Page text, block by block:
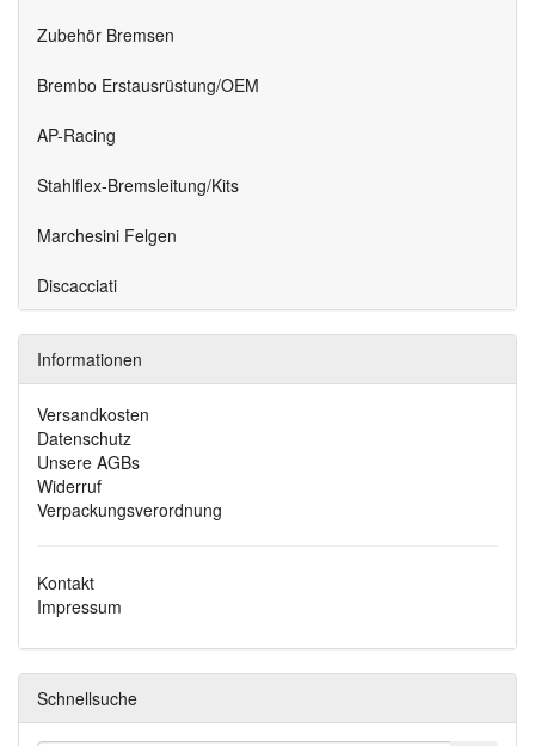
Zubehör Bremsen
Brembo Erstausrüstung/OEM
AP-Racing
Stahlflex-Bremsleitung/Kits
Marchesini Felgen
Discacciati
Informationen
Versandkosten
Datenschutz
Unsere AGBs
Widerruf
Verpackungsverordnung
Kontakt
Impressum
Schnellsuche